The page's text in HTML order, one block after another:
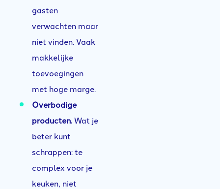
gasten
verwachten maar
niet vinden. Vaak
makkelijke
toevoegingen
met hoge marge.
Overbodige
producten.Wat je
beter kunt
schrappen: te
complex voor je
keuken, niet